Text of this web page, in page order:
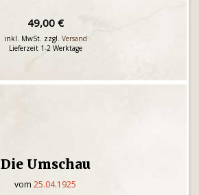
49,00 €
inkl. MwSt. zzgl. Versand
Lieferzeit 1-2 Werktage
Die Umschau
vom 25.04.1925